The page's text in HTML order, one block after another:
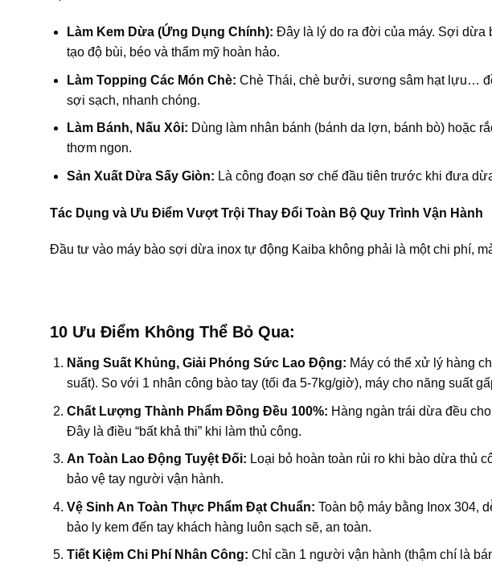
Làm Kem Dừa (Ứng Dụng Chính): Đây là lý do ra đời của máy. Sợi dừa
tạo độ bùi, béo và thẩm mỹ hoàn hảo.
Làm Topping Các Món Chè: Chè Thái, chè bưởi, sương sâm hạt lựu…
sợi sạch, nhanh chóng.
Làm Bánh, Nấu Xôi: Dùng làm nhân bánh (bánh da lợn, bánh bò) hoặc
thơm ngon.
Sản Xuất Dừa Sấy Giòn: Là công đoạn sơ chế đầu tiên trước khi đưa
Tác Dụng và Ưu Điểm Vượt Trội Thay Đổi Toàn Bộ Quy Trình Vận Hành
Đầu tư vào máy bào sợi dừa inox tự động Kaiba không phải là một chi phí,
10 Ưu Điểm Không Thể Bỏ Qua:
Năng Suất Khủng, Giải Phóng Sức Lao Động: Máy có thể xử lý hàng
suất). So với 1 nhân công bào tay (tối đa 5-7kg/giờ), máy cho năng suất
Chất Lượng Thành Phẩm Đồng Đều 100%: Hàng ngàn trái dừa đều
Đây là điều “bất khả thi” khi làm thủ công.
An Toàn Lao Động Tuyệt Đối: Loại bỏ hoàn toàn rủi ro khi bào dừa thủ
bảo vệ tay người vận hành.
Vệ Sinh An Toàn Thực Phẩm Đạt Chuẩn: Toàn bộ máy bằng Inox 304,
bảo ly kem đến tay khách hàng luôn sạch sẽ, an toàn.
Tiết Kiệm Chi Phí Nhân Công: Chỉ cần 1 người vận hành (thậm chí là